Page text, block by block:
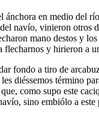
en medio del
navío, vinieron
mano destos y
flecharnos y hirieron a
fondo a tiro de
diéssemos término
como supo este
sino embiólo a